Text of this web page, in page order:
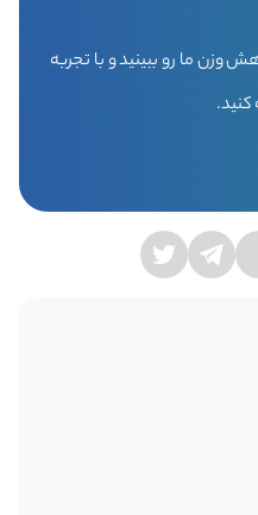
وزن ما رو ببینید و با تجربه